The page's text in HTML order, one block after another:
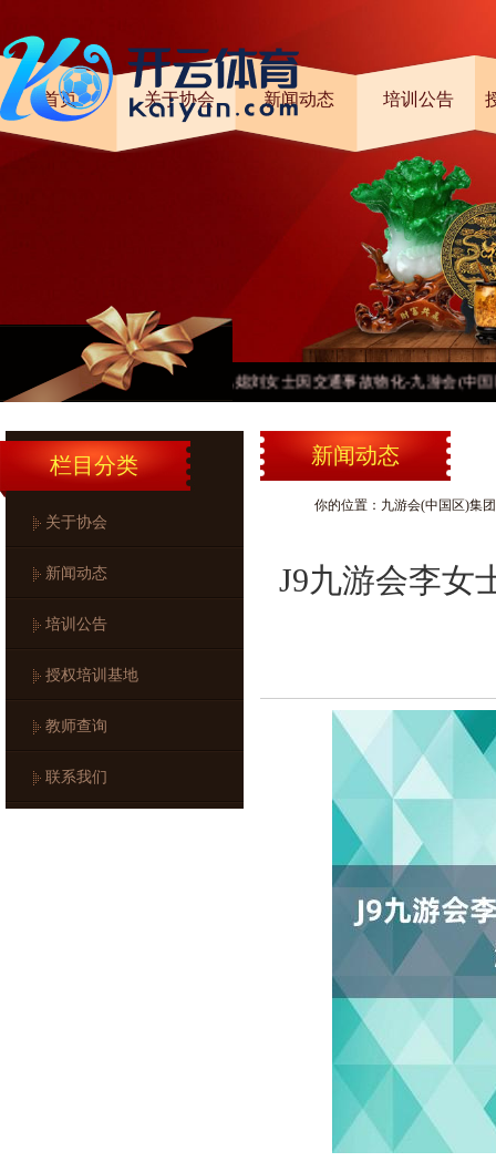
首页 关于协会 新闻动态 培训公告
J9九游会李女士的儿媳刘女士因交通事故物化-九游会(中国区)集
栏目分类
关于协会
新闻动态
培训公告
授权培训基地
教师查询
联系我们
新闻动态
你的位置： 九游会(中国区)集
J9九游会李女